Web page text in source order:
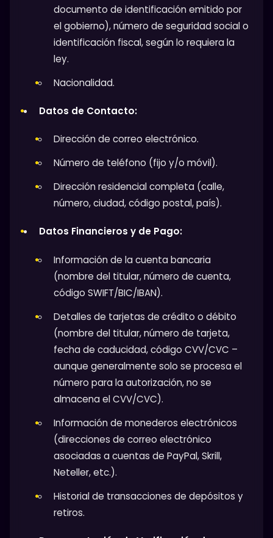
documento de identificación emitido por
el gobierno), número de seguridad social o
identificación fiscal, según lo requiera la
ley.
Nacionalidad.
Datos de Contacto:
Dirección de correo electrónico.
Número de teléfono (fijo y/o móvil).
Dirección residencial completa (calle,
número, ciudad, código postal, país).
Datos Financieros y de Pago:
Información de la cuenta bancaria
(nombre del titular, número de cuenta,
código SWIFT/BIC/IBAN).
Detalles de tarjetas de crédito o débito
(nombre del titular, número de tarjeta,
fecha de caducidad, código CVV/CVC –
aunque generalmente solo se procesa el
número para la autorización, no se
almacena el CVV/CVC).
Información de monederos electrónicos
(direcciones de correo electrónico
asociadas a cuentas de PayPal, Skrill,
Neteller, etc.).
Historial de transacciones de depósitos y
retiros.